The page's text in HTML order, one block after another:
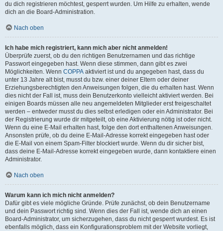
du dich registrieren möchtest, gesperrt wurden. Um Hilfe zu erhalten, wende
dich an die Board-Administration.
Nach oben
Ich habe mich registriert, kann mich aber nicht anmelden!
Überprüfe zuerst, ob du den richtigen Benutzernamen und das richtige
Passwort eingegeben hast. Wenn diese stimmen, dann gibt es zwei
Möglichkeiten. Wenn COPPA aktiviert ist und du angegeben hast, dass du
unter 13 Jahre alt bist, musst du bzw. einer deiner Eltern oder deiner
Erziehungsberechtigten den Anweisungen folgen, die du erhalten hast. Wenn
dies nicht der Fall ist, muss dein Benutzerkonto vielleicht aktiviert werden. Bei
einigen Boards müssen alle neu angemeldeten Mitglieder erst freigeschaltet
werden – entweder musst du dies selbst erledigen oder ein Administrator. Bei
der Registrierung wurde dir mitgeteilt, ob eine Aktivierung nötig ist oder nicht.
Wenn du eine E-Mail erhalten hast, folge den dort enthaltenen Anweisungen.
Ansonsten prüfe, ob du deine E-Mail-Adresse korrekt eingegeben hast oder
die E-Mail von einem Spam-Filter blockiert wurde. Wenn du dir sicher bist,
dass deine E-Mail-Adresse korrekt eingegeben wurde, dann kontaktiere einen
Administrator.
Nach oben
Warum kann ich mich nicht anmelden?
Dafür gibt es viele mögliche Gründe. Prüfe zunächst, ob dein Benutzername
und dein Passwort richtig sind. Wenn dies der Fall ist, wende dich an einen
Board-Administrator, um sicherzugehen, dass du nicht gesperrt wurdest. Es ist
ebenfalls möglich, dass ein Konfigurationsproblem mit der Website vorliegt,